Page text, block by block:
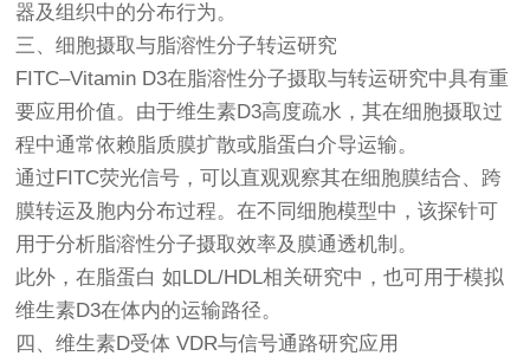
器及组织中的分布行为。
三、细胞摄取与脂溶性分子转运研究
FITC–Vitamin D3在脂溶性分子摄取与转运研究中具有重
要应用价值。由于维生素D3高度疏水，其在细胞摄取过
程中通常依赖脂质膜扩散或脂蛋白介导运输。
通过FITC荧光信号，可以直观观察其在细胞膜结合、跨
膜转运及胞内分布过程。在不同细胞模型中，该探针可
用于分析脂溶性分子摄取效率及膜通透机制。
此外，在脂蛋白 如LDL/HDL相关研究中，也可用于模拟
维生素D3在体内的运输路径。
四、维生素D受体 VDR与信号通路研究应用